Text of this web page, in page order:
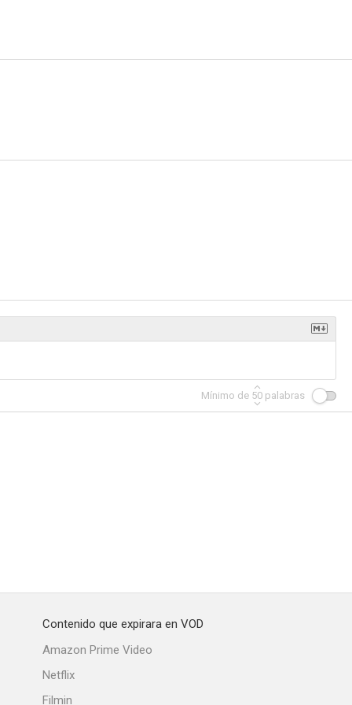
Mínimo de 50 palabras
Contenido que expirara en VOD
Amazon Prime Video
Netflix
Filmin